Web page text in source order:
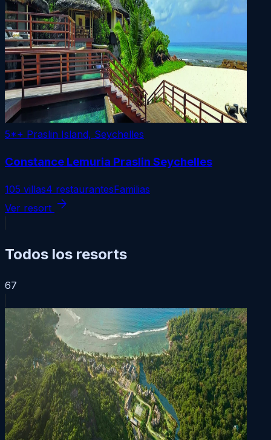
5*+ Praslin Island, Seychelles
Constance Lemuria Praslin Seychelles
105 villas4 restaurantesFamilias
Ver resort arrow_forward
Todos los resorts
67